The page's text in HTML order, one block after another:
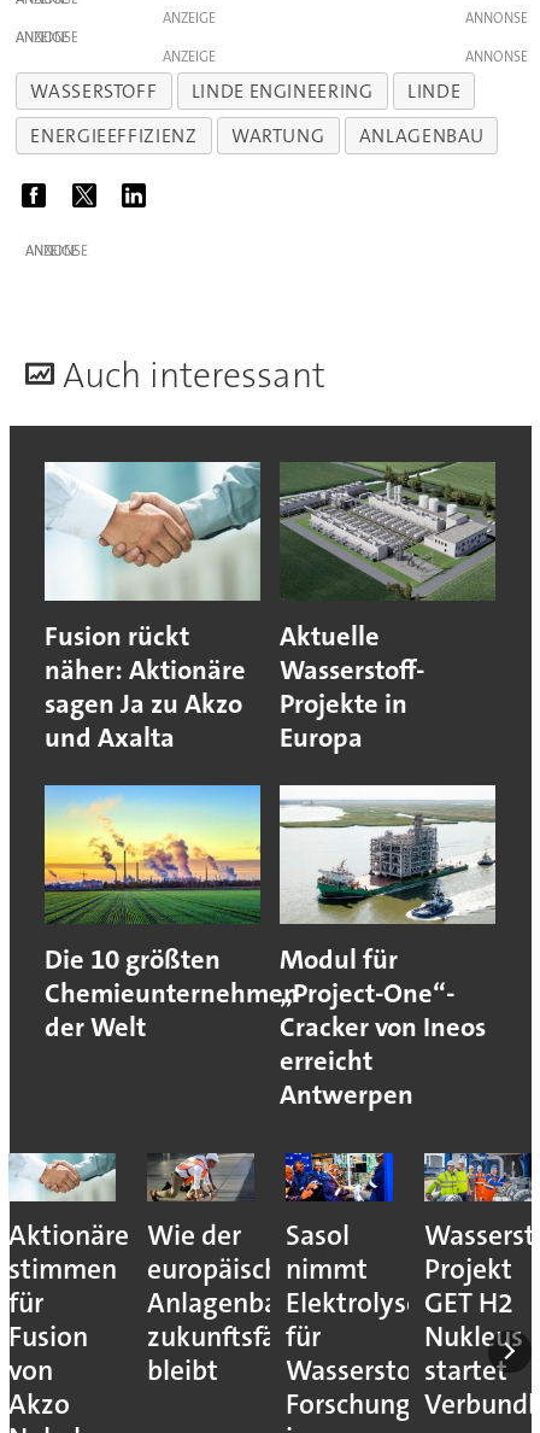
ANZEIGE
ANZEIGE
ANZEIGE
WASSERSTOFF LINDE ENGINEERING
LINDE
ENERGIEEFFIZIENZ
WARTUNG ANLAGENBAU
ANZEIGE
Auch interessant
Fusion rückt
näher: Aktionäre
sagen Ja zu Akzo
und Axalta
Aktuelle
Wasserstoff-
Projekte in
Europa
Die 10 größten
Chemieunternehmen
der Welt
Modul für
„Project-One“-
Cracker von Ineos
erreicht
Antwerpen
Aktionäre
stimmen
für
Fusion
von
Akzo
Wie der
europäische
Anlagenbau
zukunftsfähig
bleibt
Sasol
nimmt
Elektrolyseur
für
Wasserstoff-
Forschung
Projekt
GET H2
Nukleus
startet